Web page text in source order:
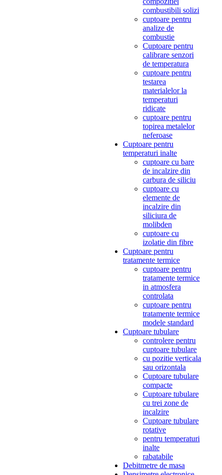
combustibili solizi
cuptoare pentru
analize de
combustie
Cuptoare pentru
calibrare senzori
de temperatura
cuptoare pentru
testarea
materialelor la
temperaturi
ridicate
cuptoare pentru
topirea metalelor
neferoase
Cuptoare pentru
temperaturi inalte
cuptoare cu bare
de incalzire din
carbura de siliciu
cuptoare cu
elemente de
incalzire din
siliciura de
molibden
cuptoare cu
izolatie din fibre
Cuptoare pentru
tratamente termice
cuptoare pentru
tratamente termice
in atmosfera
controlata
cuptoare pentru
tratamente termice
modele standard
Cuptoare tubulare
controlere pentru
cuptoare tubulare
cu pozitie verticala
sau orizontala
Cuptoare tubulare
compacte
Cuptoare tubulare
cu trei zone de
incalzire
Cuptoare tubulare
rotative
pentru temperaturi
inalte
rabatabile
Debitmetre de masa